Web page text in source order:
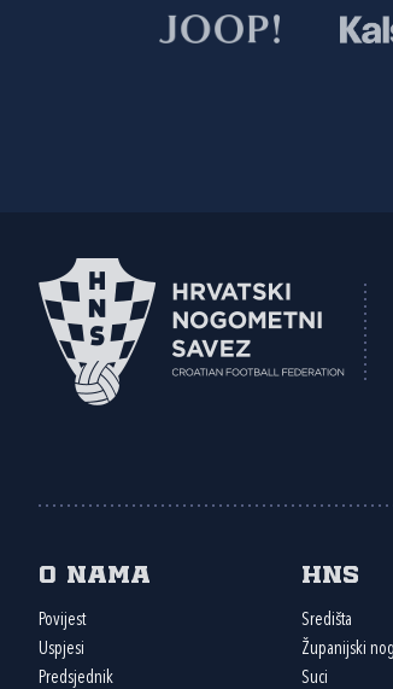
O nama
Povijest
Uspjesi
Predsjednik
HNS
Središta
Županijski
Suci